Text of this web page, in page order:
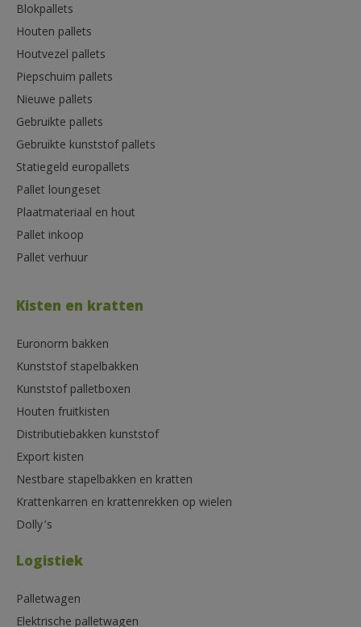
Blokpallets
Houten pallets
Houtvezel pallets
Piepschuim pallets
Nieuwe pallets
Gebruikte pallets
Gebruikte kunststof pallets
Statiegeld europallets
Pallet loungeset
Plaatmateriaal en hout
Pallet inkoop
Pallet verhuur
Kisten en kratten
Euronorm bakken
Kunststof stapelbakken
Kunststof palletboxen
Houten fruitkisten
Distributiebakken kunststof
Export kisten
Nestbare stapelbakken en kratten
Krattenkarren en krattenrekken op wielen
Dolly’s
Logistiek
Palletwagen
Elektrische palletwagen